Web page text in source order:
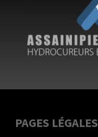
PAGES LÉGALES